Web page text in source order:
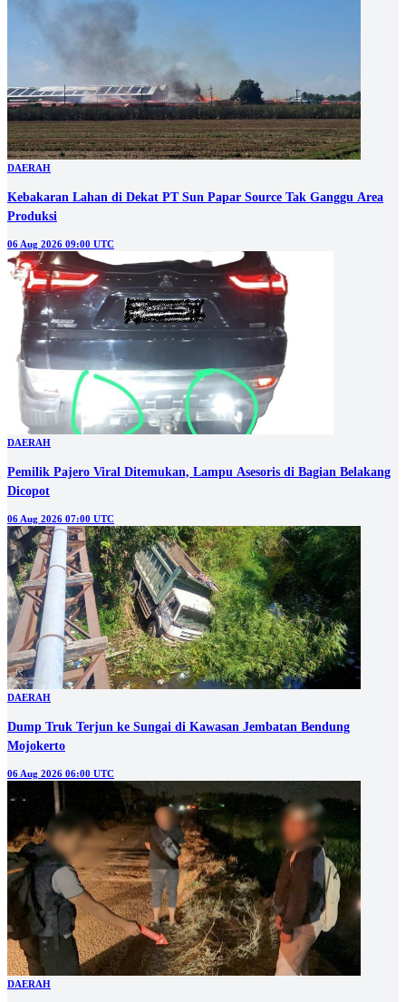
DAERAH
Kebakaran Lahan di Dekat PT Sun Papar Source Tak Ganggu Area
Produksi
06 Aug 2026 09:00 UTC
DAERAH
Pemilik Pajero Viral Ditemukan, Lampu Asesoris di Bagian Belakang
Dicopot
06 Aug 2026 07:00 UTC
DAERAH
Dump Truk Terjun ke Sungai di Kawasan Jembatan Bendung
Mojokerto
06 Aug 2026 06:00 UTC
DAERAH